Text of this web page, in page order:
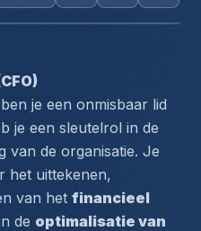
je een onmisbaar lid
je een sleutelrol in de
van de organisatie. Je
het uittekenen,
van het financieel
de optimalisatie van